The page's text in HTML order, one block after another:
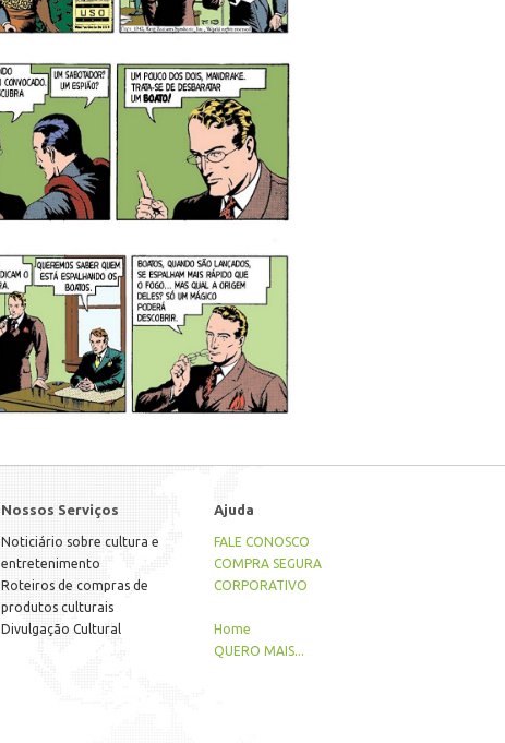
Nossos Serviços
Noticiário sobre cultura e
entretenimento
Roteiros de compras de
produtos culturais
Divulgação Cultural
Ajuda
FALE CONOSCO
COMPRA SEGURA
CORPORATIVO
Home
QUERO MAIS...